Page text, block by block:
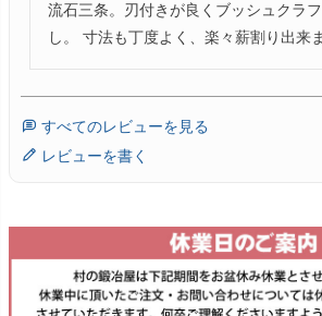
流石三条。刃付きが良くブッシュクラ
し。 寸法も丁度よく、楽々薪割り出来
すべてのレビューを見る
レビューを書く